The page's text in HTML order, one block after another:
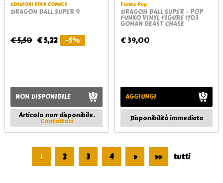
EDIZIONI STAR COMICS
DRAGON BALL SUPER 9
€ 5,50 € 5,22 -5%
NON DISPONIBILE
Articolo non disponibile.
Contattaci
Funko Pop
DRAGON BALL SUPER - POP
FUNKO VINYL FIGURE 1703
GOHAN BEAST CHASE
€ 39,00
AGGIUNGI
Disponibilità immediata
1 2 3 4 > >> tutti